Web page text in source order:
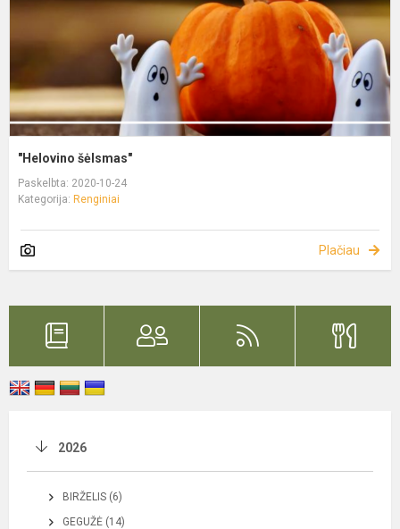
"Helovino šėlsmas"
Paskelbta: 2020-10-24
Kategorija: Renginiai
Plačiau
2026
BIRŽELIS (6)
GEGUŽĖ (14)